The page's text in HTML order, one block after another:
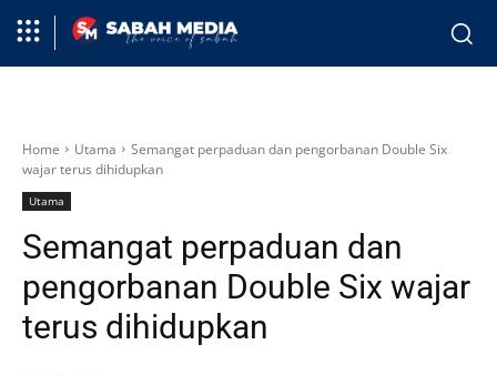
Home Utama
Semangat perpaduan dan pengorbanan Double Six
wajar terus dihidupkan
Utama
Semangat perpaduan dan
pengorbanan Double Six wajar
terus dihidupkan